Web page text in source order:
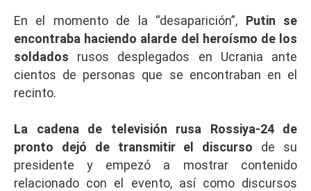
En el momento de la “desaparición”, Putin se
encontraba haciendo alarde del heroísmo de los
soldados rusos desplegados en Ucrania ante
cientos de personas que se encontraban en el
recinto.
La cadena de televisión rusa Rossiya-24 de
pronto dejó de transmitir el discurso de su
presidente y empezó a mostrar contenido
relacionado con el evento, así como discursos